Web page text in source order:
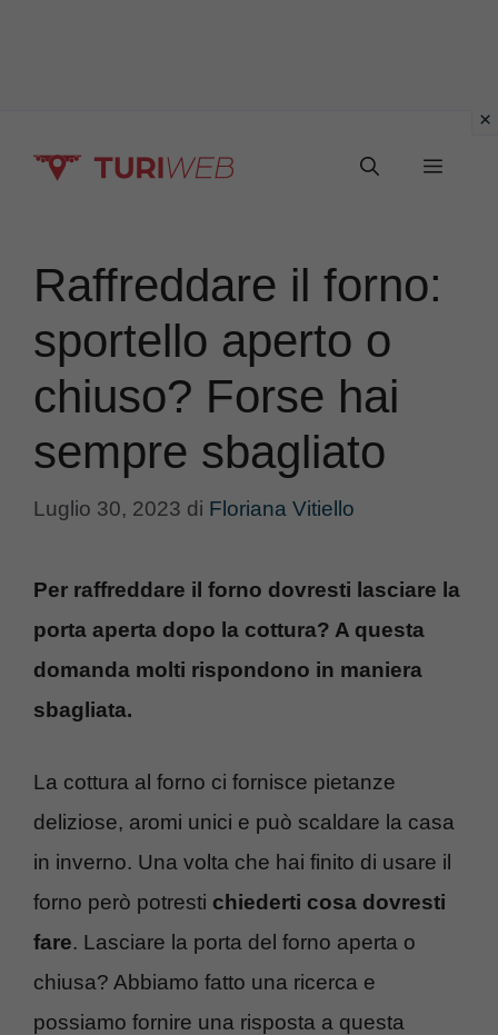
Menu
Raffreddare il forno:
sportello aperto o
chiuso? Forse hai
sempre sbagliato
Luglio 30, 2023 di Floriana Vitiello
Per raffreddare il forno dovresti lasciare la
porta aperta dopo la cottura? A questa
domanda molti rispondono in maniera
sbagliata.
La cottura al forno ci fornisce pietanze
deliziose, aromi unici e può scaldare la casa
in inverno. Una volta che hai finito di usare il
forno però potresti chiederti cosa dovresti
fare. Lasciare la porta del forno aperta o
chiusa? Abbiamo fatto una ricerca e
possiamo fornire una risposta a questa